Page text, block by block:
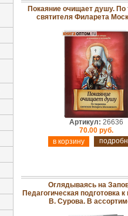
Покаяние очищает душу. По
святителя Филарета
Артикул: 26636
70.00 руб.
Оглядываясь на
Педагогическая подготовка
В. Сурова. В